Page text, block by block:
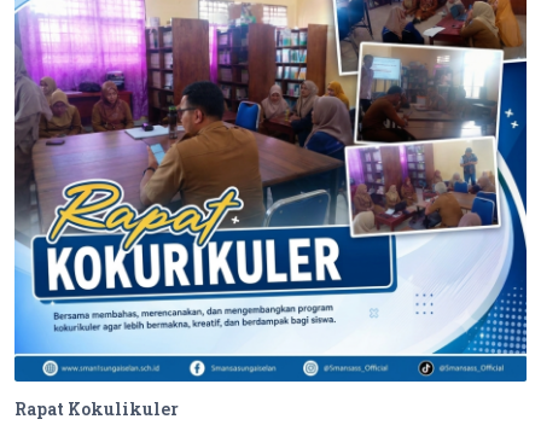
Rapat Kokulikuler